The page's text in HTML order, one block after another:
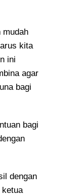
mudah
kita
ini
agar
bagi
bagi
dengan
ketua